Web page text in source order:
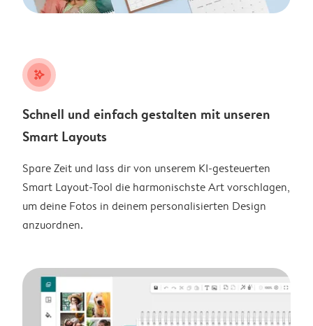
stars_plus
Schnell und einfach gestalten mit unseren
Smart Layouts
Spare Zeit und lass dir von unserem KI-gesteuerten
Smart Layout-Tool die harmonischste Art vorschlagen,
um deine Fotos in deinem personalisierten Design
anzuordnen.